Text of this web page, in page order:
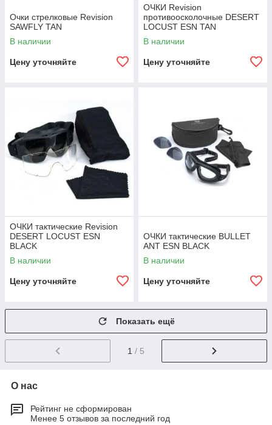
Очки стрелковые Revision
SAWFLY TAN
В наличии
Цену уточняйте
ОЧКИ Revision
противоосколочные DESERT
LOCUST ESN TAN
В наличии
Цену уточняйте
ОЧКИ тактические Revision
DESERT LOCUST ESN
BLACK
В наличии
Цену уточняйте
ОЧКИ тактические BULLET
ANT ESN BLACK
В наличии
Цену уточняйте
Показать ещё
1 / 5
О нас
Рейтинг не сформирован
Менее 5 отзывов за последний год